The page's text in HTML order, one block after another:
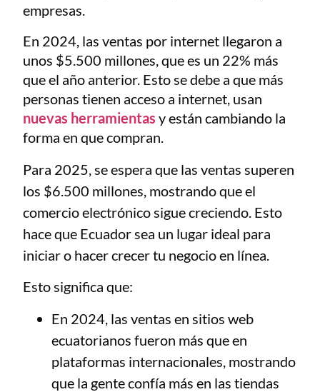
empresas.
En 2024, las ventas por internet llegaron a
unos $5.500 millones, que es un 22% más
que el año anterior. Esto se debe a que más
personas tienen acceso a internet, usan
nuevas herramientas y están cambiando la
forma en que compran.
Para 2025, se espera que las ventas superen
los $6.500 millones, mostrando que el
comercio electrónico sigue creciendo. Esto
hace que Ecuador sea un lugar ideal para
iniciar o hacer crecer tu negocio en línea.
Esto significa que:
En 2024, las ventas en sitios web
ecuatorianos fueron más que en
plataformas internacionales, mostrando
que la gente confía más en las tiendas